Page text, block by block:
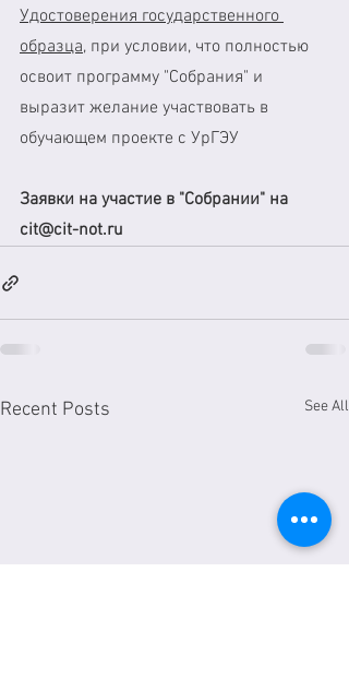
Удостоверения государственного
образца, при условии, что полностью
освоит программу "Собрания" и
выразит желание участвовать в
обучающем проекте с УрГЭУ
Заявки на участие в "Собрании" на
cit@cit-not.ru
Recent Posts See All